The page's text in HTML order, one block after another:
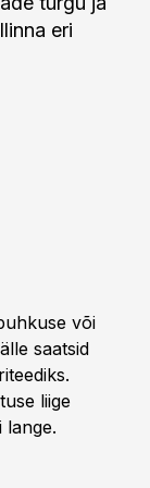
eri
või
saatsid
liige
lange.